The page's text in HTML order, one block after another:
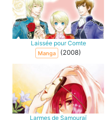
Laissée pour Comte
Manga (2008)
Larmes de Samouraï